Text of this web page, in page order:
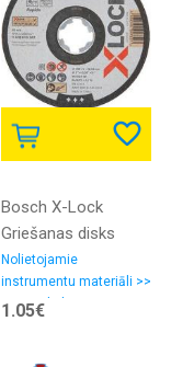
Bosch X-Lock
Griešanas disks
metālam
125x1.0x22.2 3 mm.
(Standard for Inox)
Nolietojamie
instrumentu materiāli >>
Griezējdiski
1.05€